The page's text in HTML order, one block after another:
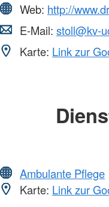
Web: http://
E-Mail: stoll@kv-
Karte: Link zur
Ambulante Pflege
Karte: Link zur